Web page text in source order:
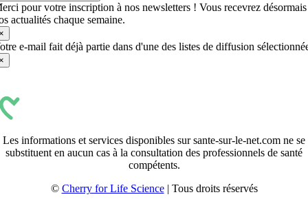
pour votre inscription à nos newsletters ! Vous recevrez désormais
actualités chaque semaine.
e-mail fait déjà partie dans d'une des listes de diffusion
Les informations et services disponibles sur sante-sur-le-net.com ne se
substituent en aucun cas à la consultation des professionnels de santé
compétents.
© Cherry for Life Science| Tous droits réservés